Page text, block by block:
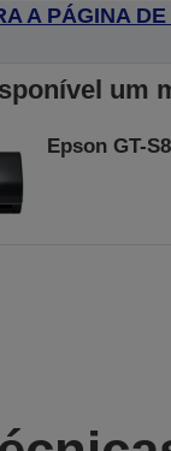
A PÁGINA
um
Epson GT-